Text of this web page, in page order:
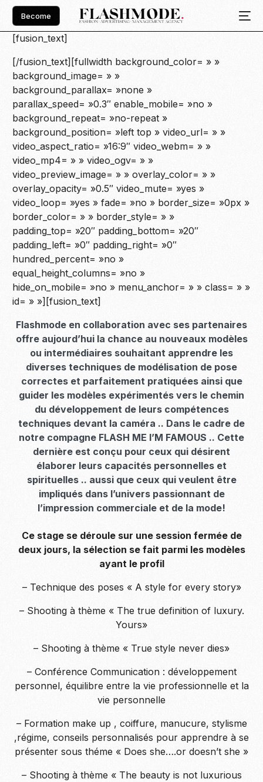
Become
[fusion_text]
[/fusion_text][fullwidth background_color= » »
background_image= » »
background_parallax= »none »
parallax_speed= »0.3″ enable_mobile= »no »
background_repeat= »no-repeat »
background_position= »left top » video_url= » »
video_aspect_ratio= »16:9″ video_webm= » »
video_mp4= » » video_ogv= » »
video_preview_image= » » overlay_color= » »
overlay_opacity= »0.5″ video_mute= »yes »
video_loop= »yes » fade= »no » border_size= »0px »
border_color= » » border_style= » »
padding_top= »20″ padding_bottom= »20″
padding_left= »0″ padding_right= »0″
hundred_percent= »no »
equal_height_columns= »no »
hide_on_mobile= »no » menu_anchor= » » class= » »
id= » »][fusion_text]
Flashmode en collaboration avec ses partenaires
offre aujourd’hui la chance au nouveaux modèles
ou intermédiaires souhaitant apprendre les
diverses techniques de modélisation de pose
correctes et parfaitement pratiquées ainsi que
guider les modèles expérimentés vers le chemin
du développement de leurs compétences
techniques devant la caméra .. Dans le cadre de
notre compagne FLASH ME I’M FAMOUS .. Cette
dernière est conçu pour ceux qui désirent
élaborer leurs capacités personnelles et
spirituelles .. aussi que ceux qui veulent être
impliqués dans l’univers passionnant de
l’impression commerciale et de la mode!
Ce stage se déroule sur une session fermée de
deux jours, la sélection se fait parmi les modèles
ayant le profil
– Technique des poses « A style for every story»
– Shooting à thème « The true definition of luxury.
Yours»
– Shooting à thème « True style never dies»
– Conférence Communication : développement
personnel, équilibre entre la vie professionnelle et la
vie personnelle
– Formation make up , coiffure, manucure, stylisme
,régime, conseils personnalisés pour apprendre à se
présenter sous théme « Does she….or doesn’t she »
– Shooting à thème « The beauty is not luxurious